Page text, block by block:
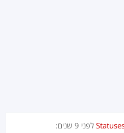
לפני 9 שנים :